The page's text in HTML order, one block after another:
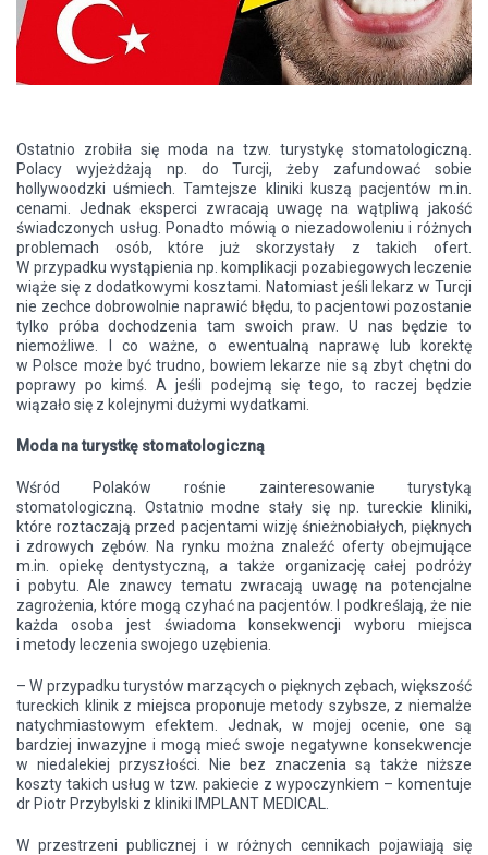
Ostatnio zrobiła się moda na tzw. turystykę stomatologiczną.
Polacy wyjeżdżają np. do Turcji, żeby zafundować sobie
hollywoodzki uśmiech. Tamtejsze kliniki kuszą pacjentów m.in.
cenami. Jednak eksperci zwracają uwagę na wątpliwą jakość
świadczonych usług. Ponadto mówią o niezadowoleniu i różnych
problemach osób, które już skorzystały z takich ofert.
W przypadku wystąpienia np. komplikacji pozabiegowych leczenie
wiąże się z dodatkowymi kosztami. Natomiast jeśli lekarz w Turcji
nie zechce dobrowolnie naprawić błędu, to pacjentowi pozostanie
tylko próba dochodzenia tam swoich praw. U nas będzie to
niemożliwe. I co ważne, o ewentualną naprawę lub korektę
w Polsce może być trudno, bowiem lekarze nie są zbyt chętni do
poprawy po kimś. A jeśli podejmą się tego, to raczej będzie
wiązało się z kolejnymi dużymi wydatkami.
Moda na turystkę stomatologiczną
Wśród Polaków rośnie zainteresowanie turystyką
stomatologiczną. Ostatnio modne stały się np. tureckie kliniki,
które roztaczają przed pacjentami wizję śnieżnobiałych, pięknych
i zdrowych zębów. Na rynku można znaleźć oferty obejmujące
m.in. opiekę dentystyczną, a także organizację całej podróży
i pobytu. Ale znawcy tematu zwracają uwagę na potencjalne
zagrożenia, które mogą czyhać na pacjentów. I podkreślają, że nie
każda osoba jest świadoma konsekwencji wyboru miejsca
i metody leczenia swojego uzębienia.
– W przypadku turystów marzących o pięknych zębach, większość
tureckich klinik z miejsca proponuje metody szybsze, z niemalże
natychmiastowym efektem. Jednak, w mojej ocenie, one są
bardziej inwazyjne i mogą mieć swoje negatywne konsekwencje
w niedalekiej przyszłości. Nie bez znaczenia są także niższe
koszty takich usług w tzw. pakiecie z wypoczynkiem – komentuje
dr Piotr Przybylski z kliniki IMPLANT MEDICAL.
W przestrzeni publicznej i w różnych cennikach pojawiają się